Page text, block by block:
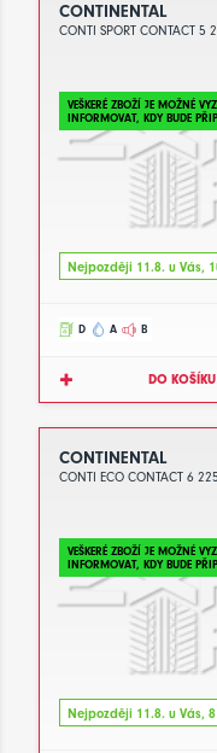
CONTINENTAL
CONTI SPORT CONTACT
VEŠKERÉ ZBOŽÍ JE MOŽNÉ
INFORMOVAT, KDY BUDE
Nejpozději 11.8. u Vás,
D A B
DO KOŠÍKU
CONTINENTAL
CONTI ECO CONTACT 6
VEŠKERÉ ZBOŽÍ JE MOŽNÉ
INFORMOVAT, KDY BUDE
Nejpozději 11.8. u Vás, 8